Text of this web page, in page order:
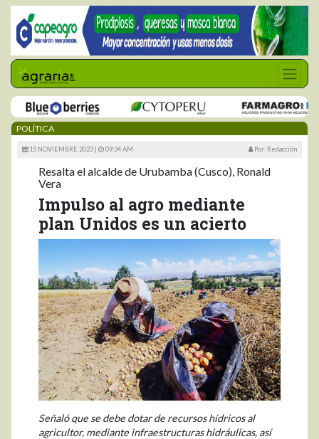
POLÍTICA
15 NOVIEMBRE 2023 | 09:34 AM Por: Redacción
Resalta el alcalde de Urubamba (Cusco), Ronald
Vera
Impulso al agro mediante
plan Unidos es un acierto
Señaló que se debe dotar de recursos hídricos al
agricultor, mediante infraestructuras hidráulicas, así